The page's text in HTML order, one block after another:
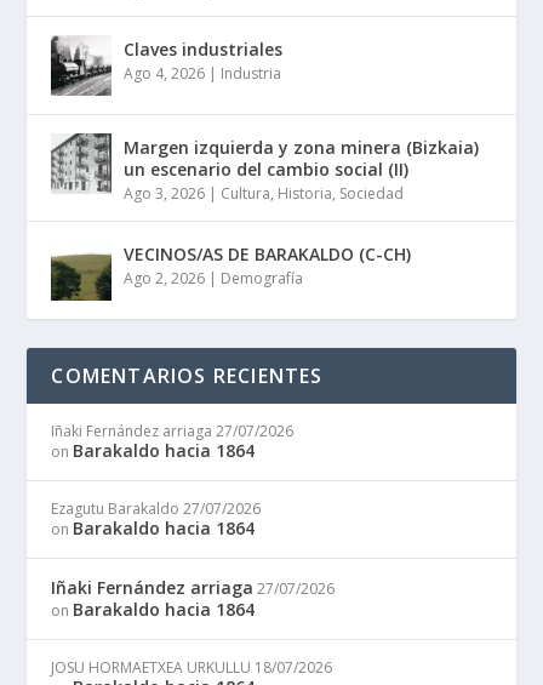
Claves industriales
Ago 4, 2026 | Industria
Margen izquierda y zona minera (Bizkaia)
un escenario del cambio social (II)
Ago 3, 2026 | Cultura, Historia, Sociedad
VECINOS/AS DE BARAKALDO (C-CH)
Ago 2, 2026 | Demografía
COMENTARIOS RECIENTES
Iñaki Fernández arriaga 27/07/2026
on Barakaldo hacia 1864
Ezagutu Barakaldo 27/07/2026
on Barakaldo hacia 1864
Iñaki Fernández arriaga 27/07/2026
on Barakaldo hacia 1864
JOSU HORMAETXEA URKULLU 18/07/2026